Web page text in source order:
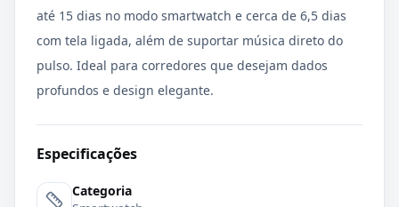
até 15 dias no modo smartwatch e cerca de 6,5 dias
com tela ligada, além de suportar música direto do
pulso. Ideal para corredores que desejam dados
profundos e design elegante.
Especificações
Categoria